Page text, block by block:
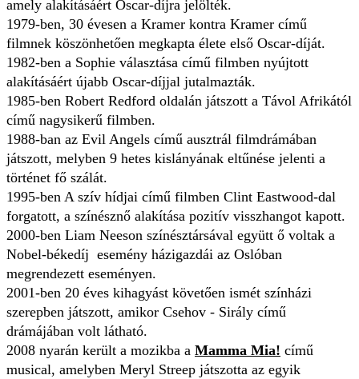
amely alakításáért Oscar-díjra jelölték.
1979-ben, 30 évesen a Kramer kontra Kramer című
filmnek köszönhetően megkapta élete első Oscar-díját.
1982-ben a Sophie választása című filmben nyújtott
alakításáért újabb Oscar-díjjal jutalmazták.
1985-ben Robert Redford oldalán játszott a Távol Afrikától
című nagysikerű filmben.
1988-ban az Evil Angels című ausztrál filmdrámában
játszott, melyben 9 hetes kislányának eltűnése jelenti a
történet fő szálát.
1995-ben A szív hídjai című filmben Clint Eastwood-dal
forgatott, a színésznő alakítása pozitív visszhangot kapott.
2000-ben Liam Neeson színésztársával együtt ő voltak a
Nobel-békedíj esemény házigazdái az Oslóban
megrendezett eseményen.
2001-ben 20 éves kihagyást követően ismét színházi
szerepben játszott, amikor Csehov - Sirály című
drámájában volt látható.
2008 nyarán került a mozikba a Mamma Mia! című
musical, amelyben Meryl Streep játszotta az egyik